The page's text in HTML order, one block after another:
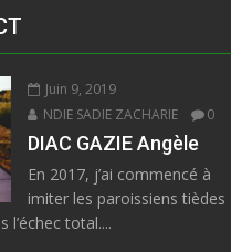
Juin 9, 2019
NDIE SADIE ZACHARIE
0
DIAC GAZIE Angèle
En 2017, j’ai commencé à
imiter les paroissiens tièdes
l’échec total....